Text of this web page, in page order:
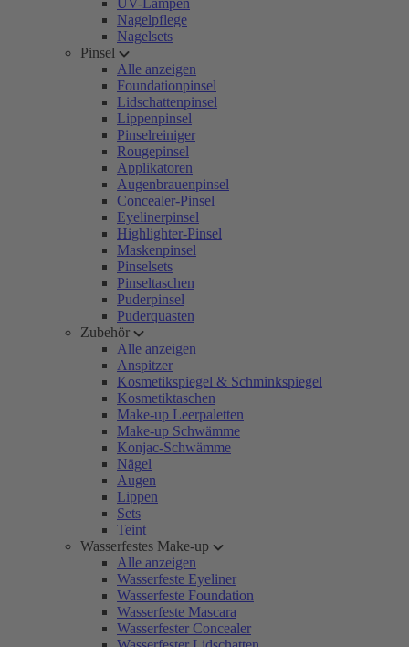
UV-Lampen
Nagelpflege
Nagelsets
Pinsel
Alle anzeigen
Foundationpinsel
Lidschattenpinsel
Lippenpinsel
Pinselreiniger
Rougepinsel
Applikatoren
Augenbrauenpinsel
Concealer-Pinsel
Eyelinerpinsel
Highlighter-Pinsel
Maskenpinsel
Pinselsets
Pinseltaschen
Puderpinsel
Puderquasten
Zubehör
Alle anzeigen
Anspitzer
Kosmetikspiegel & Schminkspiegel
Kosmetiktaschen
Make-up Leerpaletten
Make-up Schwämme
Konjac-Schwämme
Nägel
Augen
Lippen
Sets
Teint
Wasserfestes Make-up
Alle anzeigen
Wasserfeste Eyeliner
Wasserfeste Foundation
Wasserfeste Mascara
Wasserfester Concealer